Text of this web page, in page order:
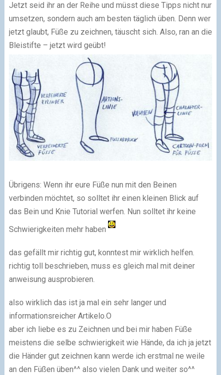
Jetzt seid ihr an der Reihe und müsst diese Tipps nicht nur
umsetzen, sondern auch am besten täglich üben. Denn wer
jetzt glaubt, Füße zu zeichnen, täuscht sich. Also, ran an die
Bleistifte – jetzt wird geübt!
Übrigens: Wenn ihr eure Füße nun mit den Beinen
verbinden möchtet, so solltet ihr einen kleinen Blick auf
das Bein und Knie Tutorial werfen. Nun solltet ihr keine
Schwierigkeiten mehr haben
das gefällt mir richtig gut, konntest mir wirklich helfen.
richtig toll beschrieben, muss es gleich mal mit deiner
anweisung ausprobieren.
also wirklich das ist ja mal ein sehr langer und
informationsreicher Artikelo.O
aber ich liebe es zu Zeichnen und bei mir haben Füße
meistens die selbe schwierigkeit wie Hände, da ich ja jetzt
die Händer gut zeichnen kann werde ich erstmal ne weile
an den Füßen üben^^ also vielen Dank und weiter so^^